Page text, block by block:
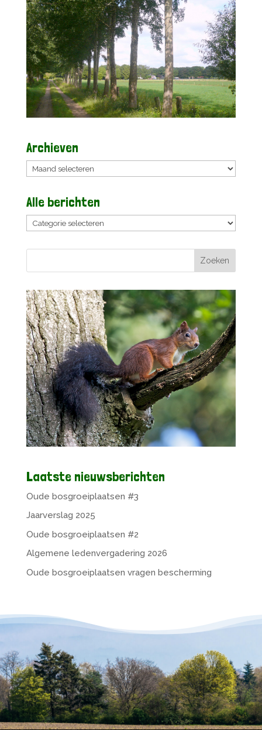
Archieven
Archieven
Alle berichten
Alle
Laatste nieuwsberichten
Oude bosgroeiplaatsen #3
Jaarverslag 2025
Oude bosgroeiplaatsen #2
Algemene ledenvergadering 2026
Oude bosgroeiplaatsen vragen bescherming